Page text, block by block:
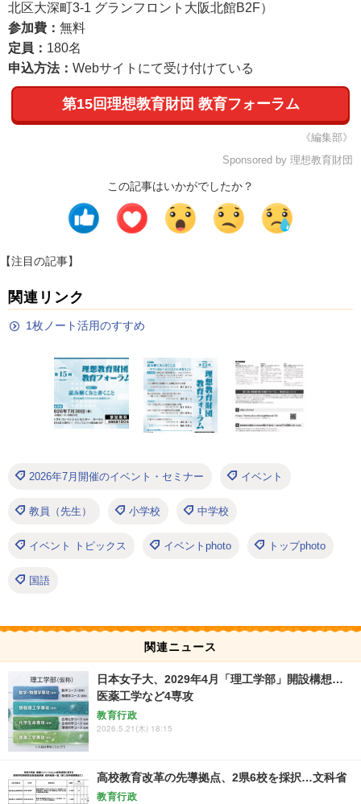
北区大深町3-1 グランフロント大阪北館B2F）
参加費： 無料
定員： 180名
申込方法： Webサイトにて受け付けている
第15回理想教育財団 教育フォーラム
《編集部》
Sponsored by 理想教育財団
この記事はいかがでしたか？
【注目の記事】
関連リンク
1枚ノート活用のすすめ
2026年7月開催のイベント・セミナー イベント
教員（先生） 小学校 中学校
イベント トピックス イベントphoto トップphoto
国語
関連ニュース
日本女子大、2029年4月「理工学部」開設構想…
医薬工学など4専攻
教育行政
2026.5.21(木) 18:15
高校教育改革の先導拠点、2県6校を採択…文科省
教育行政